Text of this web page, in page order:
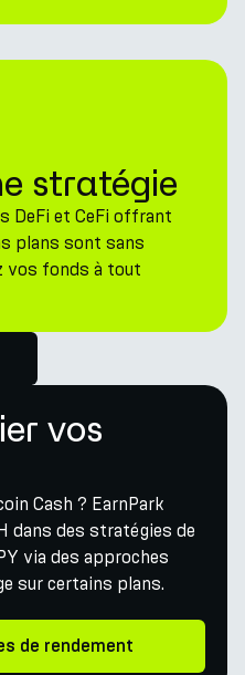
stratégie
DeFi et CeFi offrant
plans sont sans
vos fonds à tout
vos
Cash ? EarnPark
dans des stratégies de
via des approches
sur certains plans.
de rendement